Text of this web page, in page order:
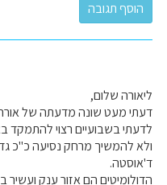
ליאורה שלום,
דעתי מעט שונה מדעתה של
לדעתי בשבועיים רצוי להתמקד
ולא להמשיך מרחק נסיעה כ"כ
ד'אוסטה.
הדולומיטים הם אזור ענק ועשיר